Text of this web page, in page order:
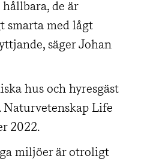
de är
smarta med lågt
säger Johan
hus och hyresgäst
Naturvetenskap Life
2022.
miljöer är otroligt